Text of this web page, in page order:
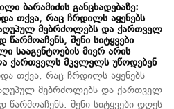
ბარამიძის განცხადებაზე:
თქვა, რაც ჩრდილს აყენებს
მებრძოლებს და ქართველ
შენი სიტყვები
სააგენტოების მიერ არის
ქართველს მკვლელს უწოდებენ
თქვა, რაც ჩრდილს აყენებს
მებრძოლებს და ქართველ
შენი სიტყვები დღეს